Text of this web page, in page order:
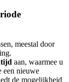
meestal door
aan, waarmee u
een nieuwe
de mogelijkheid